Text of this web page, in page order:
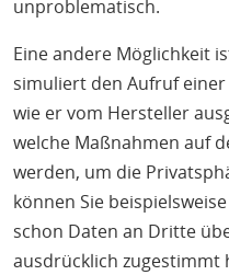
unproblematisch.
Eine andere Möglichkeit
simuliert den Aufruf
wie er vom Hersteller
welche Maßnahmen auf
werden, um die
können Sie
schon Daten an Dritte
ausdrücklich zugestimmt